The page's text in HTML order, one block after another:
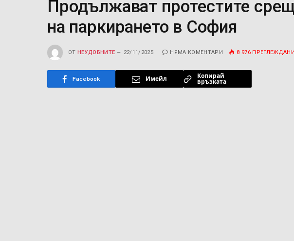
Продължават протестите
на паркирането в София
ОТ НЕУДОБНИТЕ 22/11/2025 НЯМА КОМЕНТАРИ 8 976
Facebook Имейл
Копирай
връзката